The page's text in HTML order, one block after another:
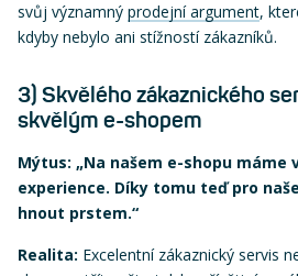
svůj významný prodejní argument,
kdyby nebylo ani stížností zákazníků.
3) Skvělého zákaznického
skvělým e-shopem
Mýtus: „Na našem e-shopu máme
experience. Díky tomu teď pro
hnout prstem.“
Realita: Excelentní zákaznický servis